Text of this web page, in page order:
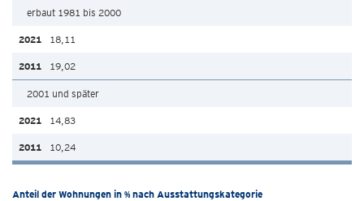
erbaut 1981 bis 2000
18,11
19,02
2001 und später
14,83
10,24
Anteil der Wohnungen in % nach Ausstattungskategorie